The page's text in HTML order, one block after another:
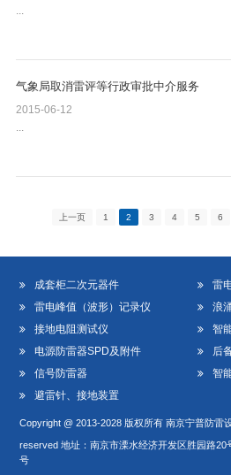
气象局取消雷评等行政审批中介服务
2015-06-12
上一页 1 2 3 4 5 6
成套柜二次元器件
雷
雷电峰值（波形）记录仪
浪
接地电阻测试仪
智
电源防雷器SPD及附件
后
信号防雷器
智
避雷针、接地装置
Copyright @ 2013-2028 版权所有 南京宁普防雷
reserved 地址：南京市溧水经济开发区胜园路20
号